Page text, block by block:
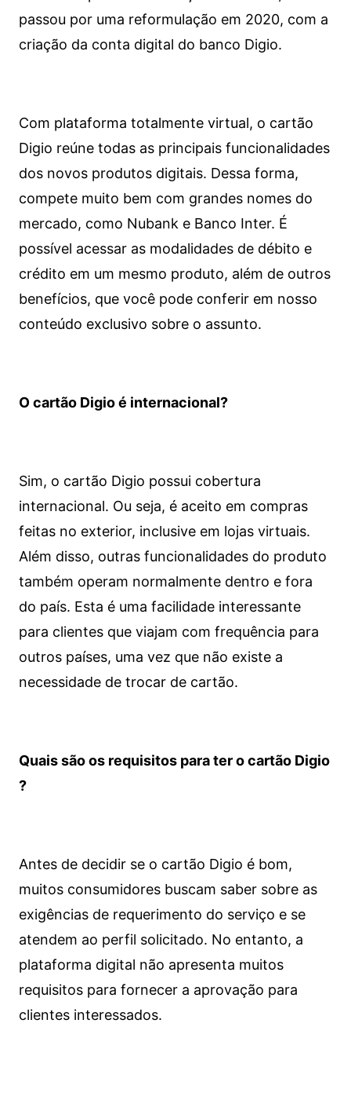
passou por uma reformulação em 2020, com a
criação da conta digital do banco Digio.
Com plataforma totalmente virtual, o cartão
Digio reúne todas as principais funcionalidades
dos novos produtos digitais. Dessa forma,
compete muito bem com grandes nomes do
mercado, como Nubank e Banco Inter. É
possível acessar as modalidades de débito e
crédito em um mesmo produto, além de outros
benefícios, que você pode conferir em nosso
conteúdo exclusivo sobre o assunto.
O cartão Digio é internacional?
Sim, o cartão Digio possui cobertura
internacional. Ou seja, é aceito em compras
feitas no exterior, inclusive em lojas virtuais.
Além disso, outras funcionalidades do produto
também operam normalmente dentro e fora
do país. Esta é uma facilidade interessante
para clientes que viajam com frequência para
outros países, uma vez que não existe a
necessidade de trocar de cartão.
Quais são os requisitos para ter o cartão Digio
?
Antes de decidir se o cartão Digio é bom,
muitos consumidores buscam saber sobre as
exigências de requerimento do serviço e se
atendem ao perfil solicitado. No entanto, a
plataforma digital não apresenta muitos
requisitos para fornecer a aprovação para
clientes interessados.